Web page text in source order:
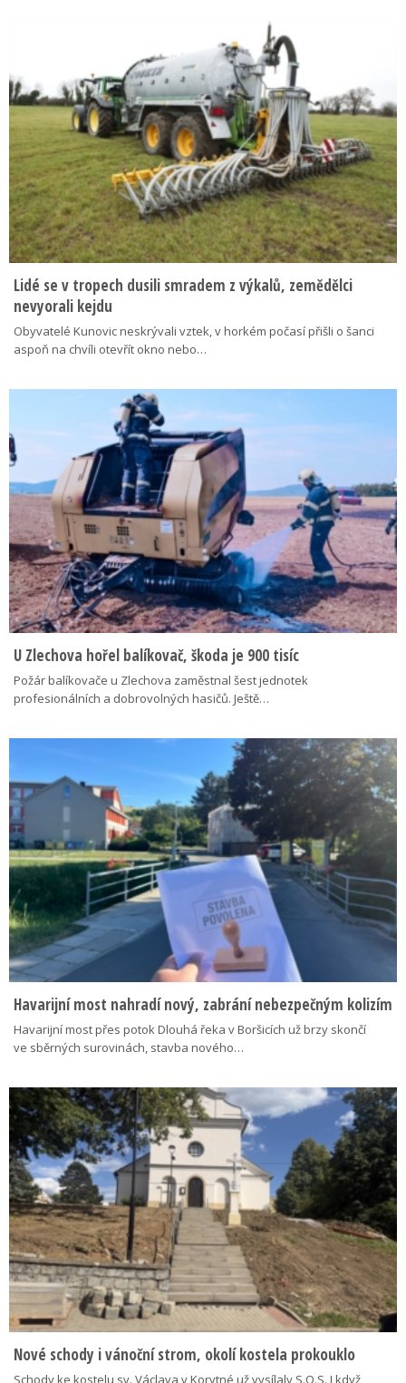
Lidé se v tropech dusili smradem z výkalů, zemědělci
nevyorali kejdu
Obyvatelé Kunovic neskrývali vztek, v horkém počasí přišli o šanci
aspoň na chvíli otevřít okno nebo…
U Zlechova hořel balíkovač, škoda je 900 tisíc
Požár balíkovače u Zlechova zaměstnal šest jednotek
profesionálních a dobrovolných hasičů. Ještě…
Havarijní most nahradí nový, zabrání nebezpečným kolizím
Havarijní most přes potok Dlouhá řeka v Boršicích už brzy skončí
ve sběrných surovinách, stavba nového…
Nové schody i vánoční strom, okolí kostela prokouklo
Schody ke kostelu sv. Václava v Korytné už vysílaly S.O.S. I když